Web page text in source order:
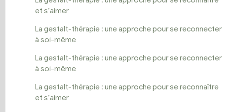
et s’aimer
La gestalt-thérapie : une approche pour se reconnecter
à soi-même
La gestalt-thérapie : une approche pour se reconnecter
à soi-même
La gestalt-thérapie : une approche pour se reconnaître
et s’aimer